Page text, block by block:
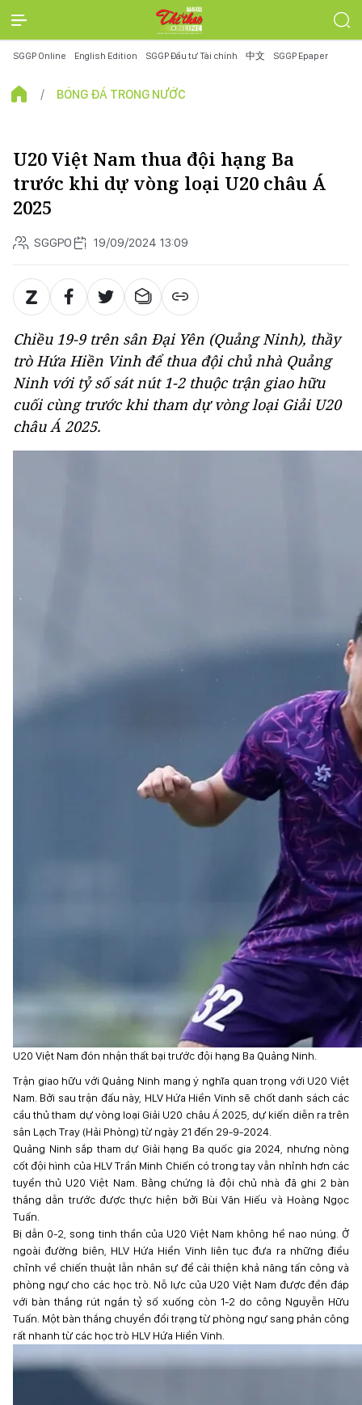
SGGP Online English Edition SGGP Đầu tư Tài chính 中文 SGGP Epaper
BÓNG ĐÁ TRONG NƯỚC
U20 Việt Nam thua đội hạng Ba
trước khi dự vòng loại U20 châu Á
2025
SGGPO 19/09/2024 13:09
Chiều 19-9 trên sân Đại Yên (Quảng Ninh), thầy
trò Hứa Hiền Vinh để thua đội chủ nhà Quảng
Ninh với tỷ số sát nút 1-2 thuộc trận giao hữu
cuối cùng trước khi tham dự vòng loại Giải U20
châu Á 2025.
U20 Việt Nam đón nhận thất bại trước đội hạng Ba Quảng Ninh.
Trận giao hữu với Quảng Ninh mang ý nghĩa quan trọng với U20 Việt
Nam. Bởi sau trận đấu này, HLV Hứa Hiền Vinh sẽ chốt danh sách các
cầu thủ tham dự vòng loại Giải U20 châu Á 2025, dự kiến diễn ra trên
sân Lạch Tray (Hải Phòng) từ ngày 21 đến 29-9-2024.
Quảng Ninh sắp tham dự Giải hạng Ba quốc gia 2024, nhưng nòng
cốt đội hình của HLV Trần Minh Chiến có trong tay vẫn nhỉnh hơn các
tuyển thủ U20 Việt Nam. Bằng chứng là đội chủ nhà đã ghi 2 bàn
thắng dẫn trước được thực hiện bởi Bùi Văn Hiếu và Hoàng Ngọc
Tuấn.
Bị dẫn 0-2, song tinh thần của U20 Việt Nam không hề nao núng. Ở
ngoài đường biên, HLV Hứa Hiền Vinh liên tục đưa ra những điều
chỉnh về chiến thuật lẫn nhân sự để cải thiện khả năng tấn công và
phòng ngự cho các học trò. Nỗ lực của U20 Việt Nam được đền đáp
với bàn thắng rút ngắn tỷ số xuống còn 1-2 do công Nguyễn Hữu
Tuấn. Một bàn thắng chuyển đổi trạng từ phòng ngự sang phản công
rất nhanh từ các học trò HLV Hứa Hiền Vinh.